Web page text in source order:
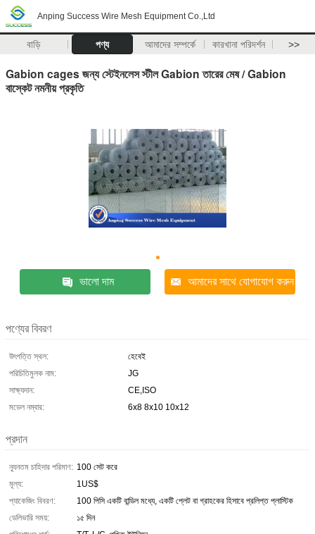
Anping Success Wire Mesh Equipment Co.,Ltd
বাড়ি পণ্য আমাদের সম্পর্কে কারখানা পরিদর্শন >>
Gabion cages জন্য স্টেইনলেস স্টীল Gabion তারের মেষ / Gabion
বাস্কেট নমনীয় প্রকৃতি
ভালো দাম আমাদের সাথে যোগাযোগ করুন
পণ্যের বিবরণ
উৎপত্তি স্থল:
হেবেই
পরিচিতিমুলক নাম:
JG
সাক্ষ্যদান:
CE,ISO
মডেল নম্বার:
6x8 8x10 10x12
প্রদান
ন্যূনতম চাহিদার পরিমাণ: 100 সেট করে
মূল্য:
1US$
প্যাকেজিং বিবরণ:
100 পিসি একটি বান্ডিল মধ্যে, একটি প্লেট বা গ্রাহকের হিসাবে প্রলিপ্ত প্লাস্টিক
ডেলিভারি সময়:
১৫ দিন